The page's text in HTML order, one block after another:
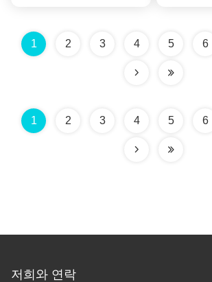
1 2 3 4 5 6
1 2 3 4 5 6
저희와 연락